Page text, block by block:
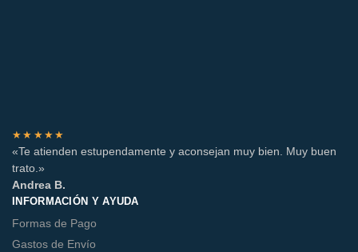
★★★★★
«Te atienden estupendamente y aconsejan muy bien. Muy buen
trato.»
Andrea B.
INFORMACIÓN Y AYUDA
Formas de Pago
Gastos de Envío